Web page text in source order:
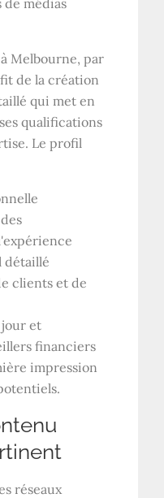
Melbourne, par
de la création
qui met en
qualifications
Le profil
détaillé
clients et de
et
financiers
impression
réseaux